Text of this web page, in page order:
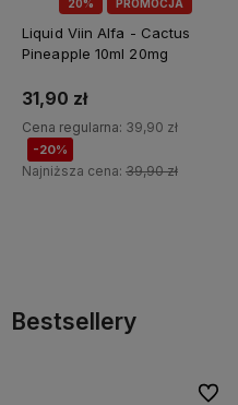
20% PROMOCJA
Liquid Viin Alfa - Cactus
Pineapple 10ml 20mg
31,90 zł
Cena regularna: 39,90 zł
-20%
Najniższa cena: 39,90 zł
Bestsellery
Do